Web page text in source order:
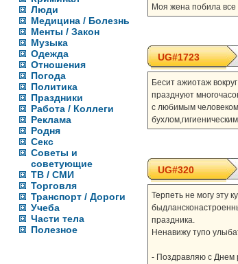
Люди
Медицина / Болезнь
Менты / Закон
Музыка
Одежда
Отношения
Погода
Политика
Праздники
Работа / Коллеги
Реклама
Родня
Секс
Советы и
советующие
ТВ / СМИ
Торговля
Транспорт / Дороги
Учеба
Части тела
Полезное
Моя жена побила
UG#1723
Бесит ажиотаж
празднуют
с любимым
UG#320
Терпеть не могу эту
праздника.
Ненавижу тупо
- Поздравляю с Днем